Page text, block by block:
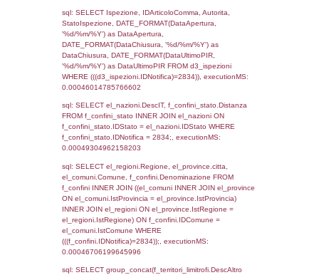
a1.CodiceUnivoco = n.CodiceUnivoco LEFT
el_comuni AS el_com ON a1.ComuneStab =
el_com.IstComune LEFT JOIN el_province
a1.ProvinciaStab = el_prov.IstProvincia
n.IDNotifica = 2834;, executionMS:
sql: SELECT a1_stabilimento.*,
ComuneST, el_province.citta as
el_regioni.Regione as RegioneST,
as ComuneSL, el_province_1.citta as
el_regioni_1.Regione as RegioneSL FROM
(((((a1_stabilimento LEFT JOIN el_comuni
a1_stabilimento.ComuneStab =
LEFT JOIN el_province ON
= el_province.IstProvincia) LEFT JOIN